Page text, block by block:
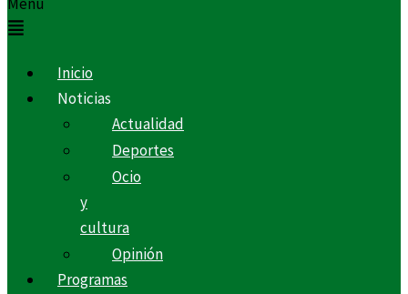
Inicio
Noticias
Actualidad
Deportes
Ocio
y
cultura
Opinión
Programas